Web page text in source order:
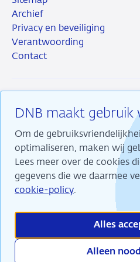
DNB maakt gebruik
Om de
optimaliseren, maken wij
Lees meer over de cookies
gegevens die we daarmee
cookie-policy.
Alles
Alleen
Archief
Privacy en beveiliging
Verantwoording
Contact
RSS
Wij maken ons sterk voor
dragen daarmee bij aan